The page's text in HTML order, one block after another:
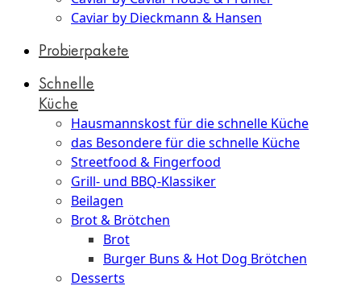
Caviar by Dieckmann & Hansen
Probierpakete
Schnelle
Küche
Hausmannskost für die schnelle Küche
das Besondere für die schnelle Küche
Streetfood & Fingerfood
Grill- und BBQ-Klassiker
Beilagen
Brot & Brötchen
Brot
Burger Buns & Hot Dog Brötchen
Desserts